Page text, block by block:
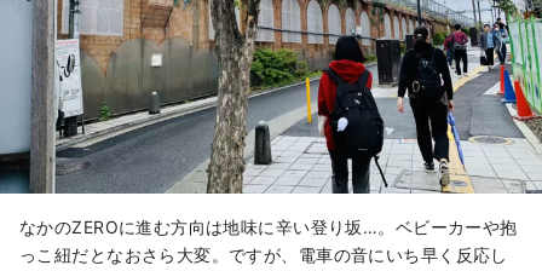
なかのZEROに進む方向は地味に辛い登り坂…。ベビーカーや抱
っこ紐だとなおさら大変。ですが、電車の音にいち早く反応し